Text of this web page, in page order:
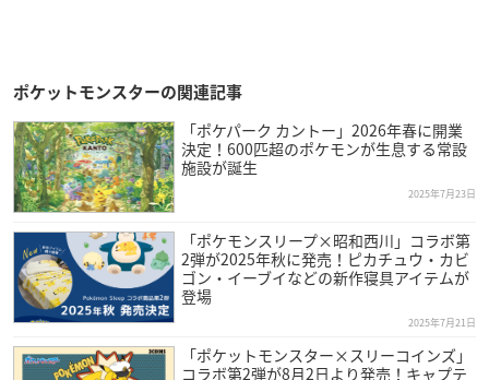
ポケットモンスターの関連記事
「ポケパーク カントー」2026年春に開業
決定！600匹超のポケモンが生息する常設
施設が誕生
2025年7月23日
「ポケモンスリープ×昭和西川」コラボ第
2弾が2025年秋に発売！ピカチュウ・カビ
ゴン・イーブイなどの新作寝具アイテムが
登場
2025年7月21日
「ポケットモンスター×スリーコインズ」
コラボ第2弾が8月2日より発売！キャプテ